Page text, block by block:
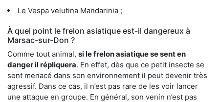
Le Vespa velutina Mandarinia ;
À quel point le frelon asiatique est-il dangereux à
Marsac-sur-Don ?
Comme tout animal, si le frelon asiatique se sent en
danger il répliquera. En effet, dès que ce petit insecte se
sent menacé dans son environnement il peut devenir très
agressif. Dans ce cas, il n’est pas rare de les voir lancer
une attaque en groupe. En général, son venin n’est pas